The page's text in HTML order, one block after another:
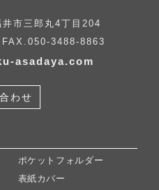
市三郎丸4丁目204
3488-8863
asadaya.com
わせ
ポケットフォルダー
表紙カバー